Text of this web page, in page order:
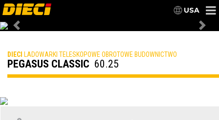
USA
Previous
DIECI LADOWARKI TELESKOPOWE OBROTOWE BUDOWNICTWO
PEGASUS CLASSIC 60.25